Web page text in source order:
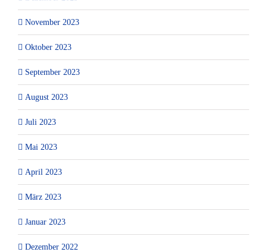
November 2023
Oktober 2023
September 2023
August 2023
Juli 2023
Mai 2023
April 2023
März 2023
Januar 2023
Dezember 2022